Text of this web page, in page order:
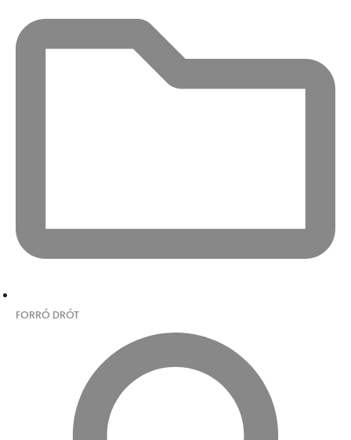
FORRÓ DRÓT